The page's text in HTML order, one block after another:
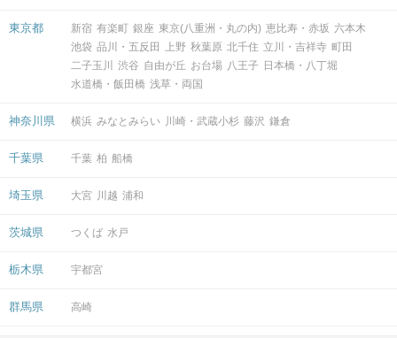
東京都 新宿 有楽町 銀座 東京(八重洲・丸の内) 恵比寿・赤坂 六本木
池袋 品川・五反田 上野 秋葉原 北千住 立川・吉祥寺 町田
二子玉川
渋谷 自由が丘 お台場 八王子 日本橋・八丁堀
水道橋・飯田橋 浅草・両国
神奈川県 横浜 みなとみらい 川崎・武蔵小杉 藤沢 鎌倉
千葉県 千葉 柏 船橋
埼玉県 大宮 川越 浦和
茨城県 つくば 水戸
栃木県 宇都宮
群馬県 高崎